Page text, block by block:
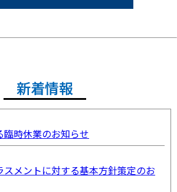
新着情報
時休業のお知らせ
スメントに対する基本方針策定のお